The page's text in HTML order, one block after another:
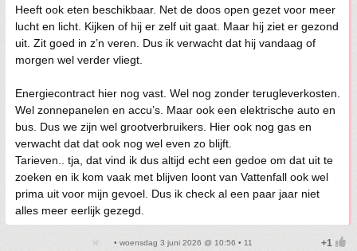
Heeft ook eten beschikbaar. Net de doos open gezet voor meer
lucht en licht. Kijken of hij er zelf uit gaat. Maar hij ziet er gezond
uit. Zit goed in z’n veren. Dus ik verwacht dat hij vandaag of
morgen wel verder vliegt.
Energiecontract hier nog vast. Wel nog zonder terugleverkosten.
Wel zonnepanelen en accu’s. Maar ook een elektrische auto en
bus. Dus we zijn wel grootverbruikers. Hier ook nog gas en
verwacht dat dat ook nog wel even zo blijft.
Tarieven.. tja, dat vind ik dus altijd echt een gedoe om dat uit te
zoeken en ik kom vaak met blijven loont van Vattenfall ook wel
prima uit voor mijn gevoel. Dus ik check al een paar jaar niet
alles meer eerlijk gezegd.
• woensdag 3 juni 2026 @ 10:56 • 11